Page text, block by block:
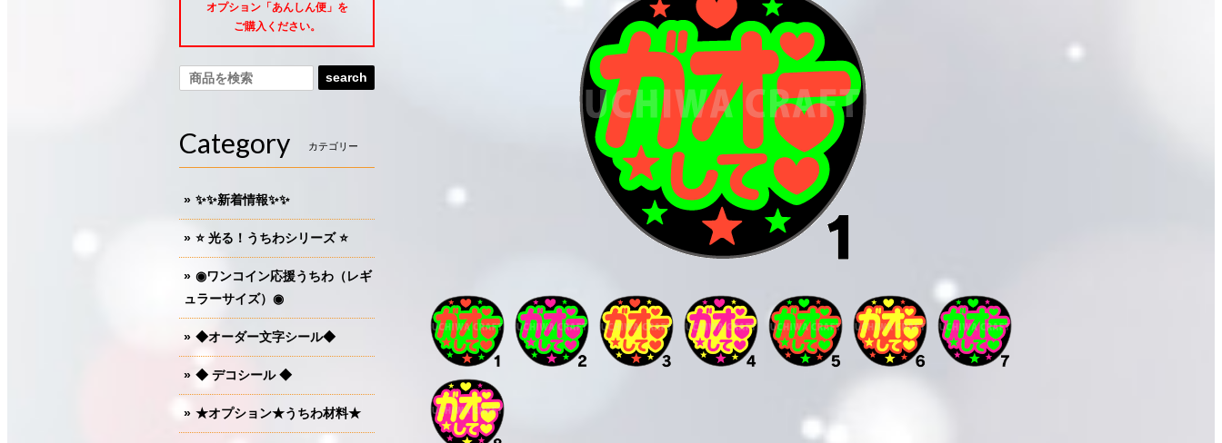
オプション「あんしん便」 を
ご購入ください。
search
Category カテゴリー
✨✨新着情報✨✨
⭐️ 光る！うちわシリーズ ⭐️
◉ワンコイン応援うちわ（レギ
ュラーサイズ）◉
◆オーダー文字シール◆
◆ デコシール ◆
★オプション★うちわ材料★